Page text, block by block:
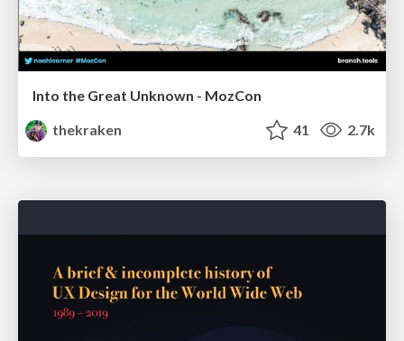
Into the Great Unknown - MozCon
thekraken
41 2.7k